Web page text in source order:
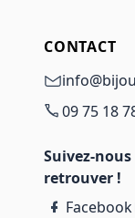
CONTACT
09 75 18
Suivez-
retrouver !
Facebook